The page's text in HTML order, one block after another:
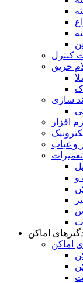
کنترل
حریق
سازی
افزار
غیاب
تعمیرات
اماکن
اماکن